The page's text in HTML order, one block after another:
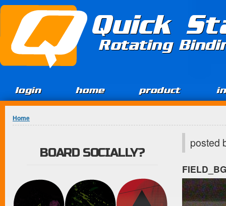
Jump to Content
Quick
Rotating
login home product
You are here
Home
posted
BOARD SOCIALLY?